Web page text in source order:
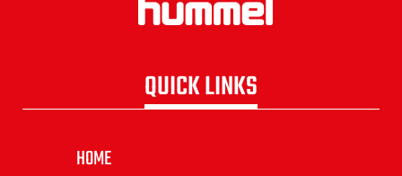
QUICK LINKS
HOME